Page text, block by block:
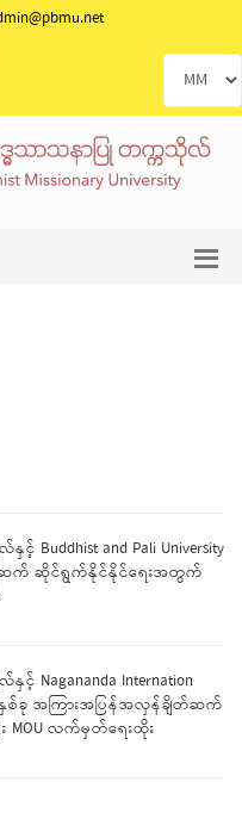
Buddhist and Pali University
ဆက် ဆိုင်ရွက်နိုင်နိုင်ရေးအတွက်
Nagananda Internation
လ်နှစ်ခု အကြားအပြန်အလှန်ချိတ်ဆက်
လက်မှတ်ရေးထိုး